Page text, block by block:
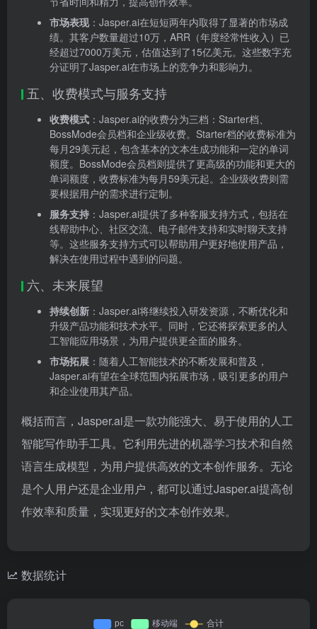
市场表现：Jasper.ai在短短两年内取得了显著的市场成
绩。其客户数量超过10万，ARR（年度经常性收入）已
经超过7000万美元，估值达到了15亿美元。这些数字充
分证明了Jasper.ai在市场上的竞争力和影响力。
五、收费模式与服务支持
收费模式 ：Jasper.ai的收费分为三档：Starter档、
BossMode会员档和企业级收费。Starter档的收费标准为
每月29美元起，包含基本的文本生成功能和一定的单词
额度。BossMode会员档则提供了更高级的功能和更大的
单词额度，收费标准为每月59美元起。企业级收费则需
要根据用户的需求进行定制。
服务支持 ：Jasper.ai提供了多种客服支持方式，包括在
线帮助中心、社区交流、电子邮件支持和实时聊天支持
等。这些服务支持方式可以帮助用户更好地使用产品，
解决在使用过程中遇到的问题。
六、未来展望
持续创新 ：Jasper.ai将继续投入研发资源，不断优化和
升级产品功能和技术水平。同时，它还将探索更多的人
工智能应用场景，为用户提供更全面的服务。
市场拓展 ：随着人工智能技术的不断发展和普及，
Jasper.ai有望在全球范围内拓展市场，吸引更多的用户
和企业使用其产品。
概括而言，Jasper.ai是一款功能强大、易于使用的人工
智能写作助手工具。它利用先进的机器学习技术和自然
语言生成模型，为用户提供高效的文本创作服务。无论
是个人用户还是企业用户，都可以通过Jasper.ai提高创
作效率和质量，实现更好的文本创作效果。
数据统计